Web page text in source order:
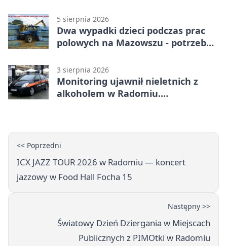
5 sierpnia 2026
Dwa wypadki dzieci podczas prac
polowych na Mazowszu - potrzebna
3 sierpnia 2026
Monitoring ujawnił nieletnich z
alkoholem w Radomiu.
<< Poprzedni
ICX JAZZ TOUR 2026 w Radomiu — koncert
jazzowy w Food Hall Focha 15
Następny >>
Światowy Dzień Dziergania w Miejscach
Publicznych z PIMOtki w Radomiu